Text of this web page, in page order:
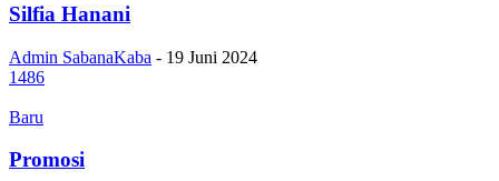
Silfia Hanani
Admin SabanaKaba - 19 Juni 2024
1486
Baru
Promosi